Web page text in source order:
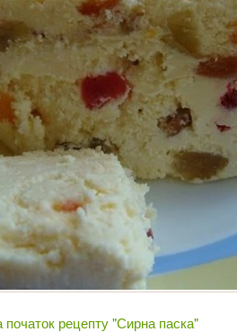
початок рецепту "Сирна паска"